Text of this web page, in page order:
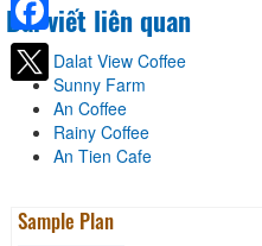
Bài viết liên quan
Dalat View Coffee
Sunny Farm
An Coffee
Rainy Coffee
An Tien Cafe
Sample Plan
Facebook